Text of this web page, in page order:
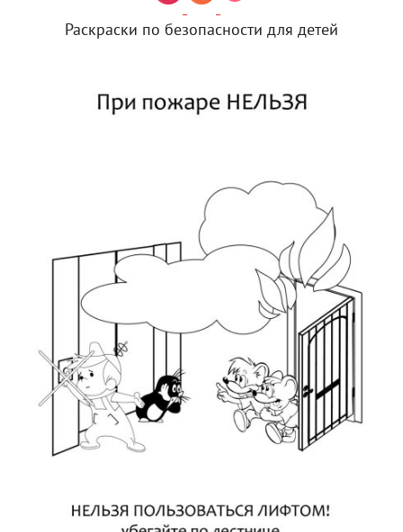
Раскраски по безопасности для детей